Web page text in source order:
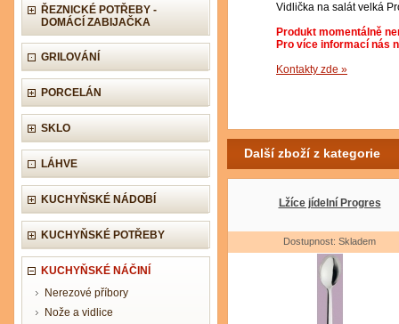
ŘEZNICKÉ POTŘEBY -
DOMÁCÍ ZABIJAČKA
GRILOVÁNÍ
PORCELÁN
SKLO
LÁHVE
KUCHYŇSKÉ NÁDOBÍ
KUCHYŇSKÉ POTŘEBY
KUCHYŇSKÉ NÁČINÍ
Nerezové příbory
Nože a vidlice
Vidlička na salát velká
Produkt momentálně
Pro více informací nás
Kontakty zde »
Další zboží z kategorie
Lžíce jídelní Progres
Dostupnost: Skladem